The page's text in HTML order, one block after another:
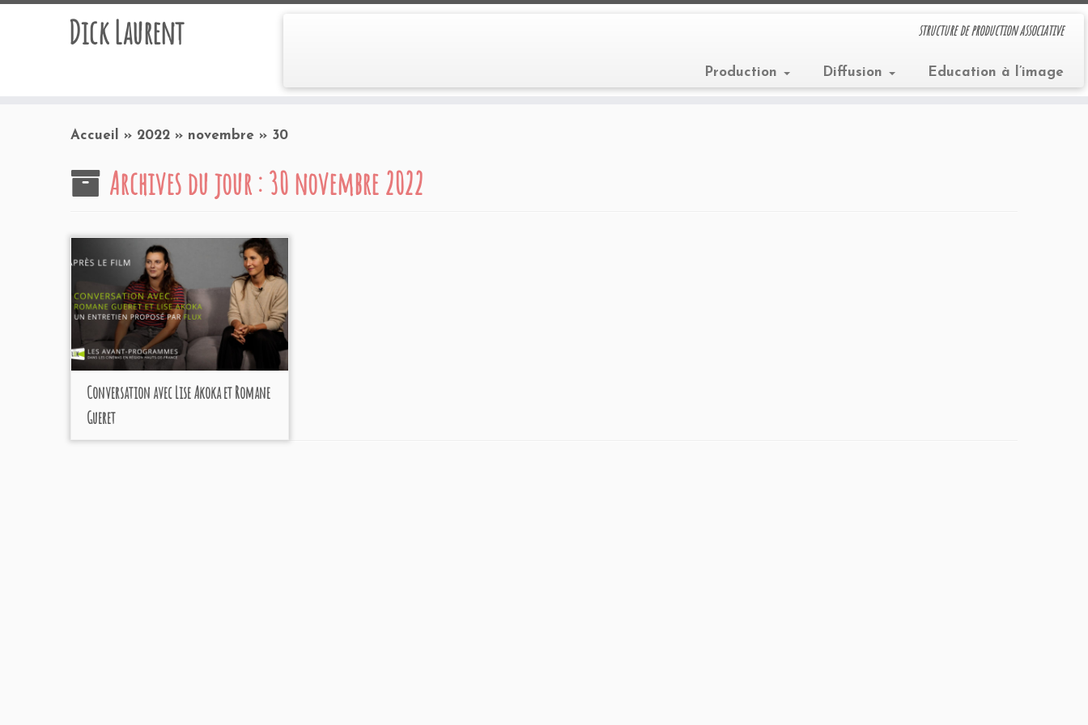
Dick Laurent structure de production associative
Production Diffusion Education à l’image
Accueil » 2022 » novembre » 30
Archives du jour :30 novembre 2022
Conversation avec Lise Akoka et Romane
Gueret